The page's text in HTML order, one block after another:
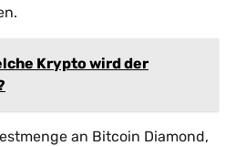
Krypto wird der
an Bitcoin Diamond,